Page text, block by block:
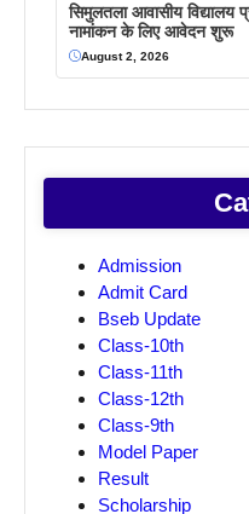
सिमुलतला आवासीय विद्यालय
नामांकन के लिए आवेदन शुरू
August 2, 2026
Admission
Admit Card
Bseb Update
Class-10th
Class-11th
Class-12th
Class-9th
Model Paper
Result
Scholarship